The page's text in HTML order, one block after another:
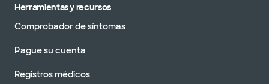
Herramientas y recursos
Comprobador de síntomas
Pague su cuenta
Registros médicos